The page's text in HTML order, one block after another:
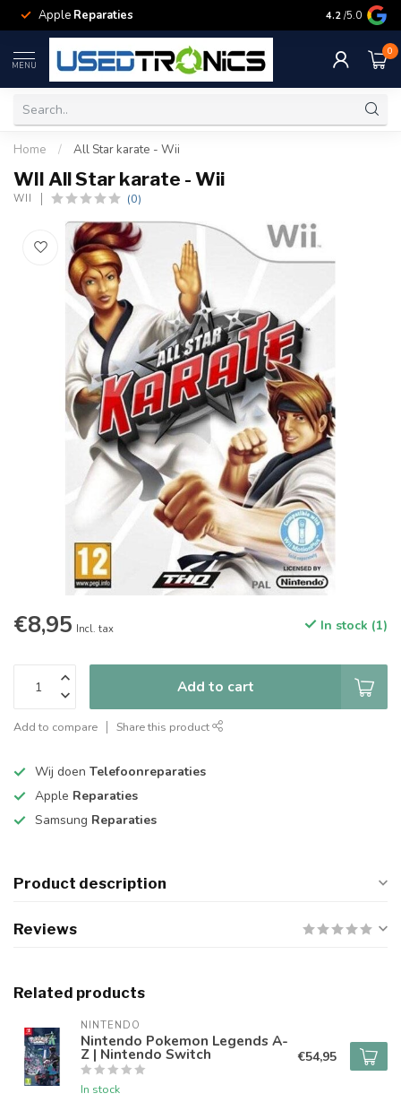
Apple Reparaties Samsung
4.2 /5.0
MENU
0
Home / All Star karate - Wii
WII All Star karate - Wii
WII (0)
€8,95 Incl. tax In stock (1)
Add to cart
Add to compare Share this product
Wij doen Telefoonreparaties
Apple Reparaties
Samsung Reparaties
Product description
Reviews
Related products
NINTENDO
Nintendo Pokemon Legends A-
Z | Nintendo Switch
In stock
€54,95